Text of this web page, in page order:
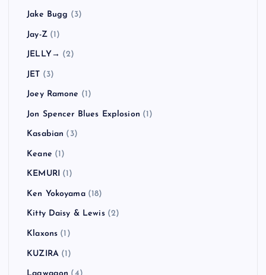
Jake Bugg (3)
Jay-Z(1)
JELLY→ (2)
JET (3)
Joey Ramone (1)
Jon Spencer Blues Explosion (1)
Kasabian (3)
Keane (1)
KEMURI (1)
Ken Yokoyama(18)
Kitty Daisy & Lewis(2)
Klaxons (1)
KUZIRA(1)